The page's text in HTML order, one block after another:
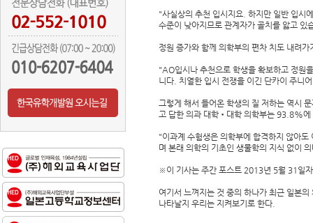
"사실상의 추천 입시지요. 하지만 일반 입시
수준이 낮아지므로 관계자가 골치를 앓고 있
정원 증가와 함께 의학부의 편차 치도 내려
"AO입시나 추천으로 학생을 확보하고 정원
니다. 치열한 입시 전쟁을 이긴 단카이 주니
그렇게 해서 들어온 학생의 질 저하는 역시
고 답한 의과 대학•대학 의학부는 93.8%에
"이과계 수험생은 의학부에 합격하지 않아
며 본래 의학의 기초인 생물학의 지식 없이
※이 기사는 주간 포스트 2013년 5월 31일
여기서 느껴지는 것 중의 하나가 최근 일본
나타날지 우리는 지켜보기로 한다.